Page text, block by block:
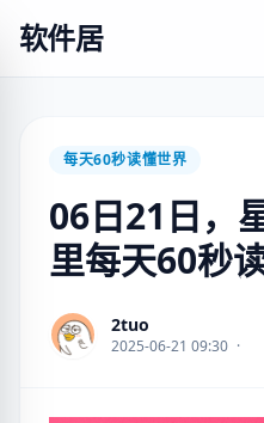
软件居
每天60秒读懂世界
06日21日，
里每天60秒
2tuo
2025-06-21 09:30 ·